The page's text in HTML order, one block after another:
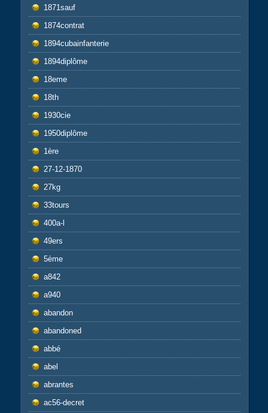
1871sauf
1874contrat
1894cubainfanterie
1894diplôme
18eme
18th
1930cie
1950diplôme
1ère
27-12-1870
27kg
33tours
400a-l
49ers
5ème
a842
a940
abandon
abandoned
abbé
abel
abrantes
ac56-decret